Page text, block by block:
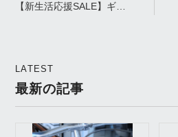
【新生活応援SALE】ギュ
LATEST
最新の記事